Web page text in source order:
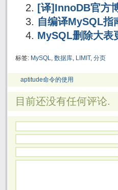
[译]InnoDB官方
自编译MySQL指
MySQL删除大表
标签: MySQL, 数据库, LIMIT, 分页
aptitude命令的使用
目前还没有任何评论.